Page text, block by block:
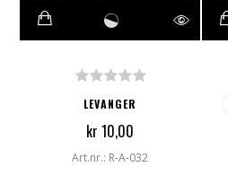
LEVANGER
kr 10,00
Art.nr.: R-A-032